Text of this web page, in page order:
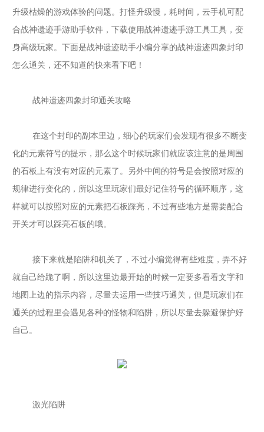
升级枯燥的游戏体验的问题。打怪升级慢，耗时间，云手机可配
合战神遗迹手游助手软件，下载使用战神遗迹手游工具工具，变
身高级玩家。下面是战神遗迹助手小编分享的战神遗迹四象封印
怎么通关，还不知道的快来看下吧！
战神遗迹四象封印通关攻略
在这个封印的副本里边，细心的玩家们会发现有很多不断变
化的元素符号的提示，那么这个时候玩家们就应该注意的是周围
的石板上有没有对应的元素了。另外中间的符号是会按照对应的
规律进行变化的，所以这里玩家们最好记住符号的循环顺序，这
样就可以按照对应的元素把石板踩亮，不过有些地方是需要配合
开关才可以踩亮石板的哦。
接下来就是陷阱和机关了，不过小编觉得有些难度，弄不好
就自己给跪了啊，所以这里边最开始的时候一定要多看看文字和
地图上边的指示内容，尽量去运用一些技巧通关，但是玩家们在
通关的过程里会遇见各种的怪物和陷阱，所以尽量去躲避保护好
自己。
激光陷阱